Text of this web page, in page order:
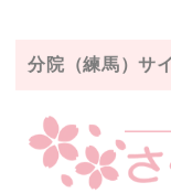
分院（練馬）サ